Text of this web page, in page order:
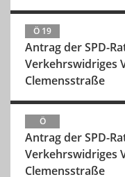
Ö 19
Antrag der SPD-
Verkehrswidriges
Clemensstraße
Ö
Antrag der SPD-
Verkehrswidriges
Clemensstraße